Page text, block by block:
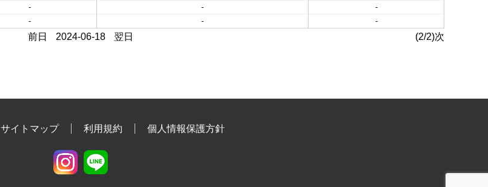
- -
-
- - -
前日 2024-06-18 翌日 (2/2)次
サイトマップ 利用規約 個人情報保護方針